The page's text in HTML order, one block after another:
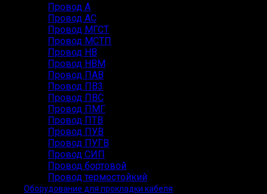
Провод А
Провод АС
Провод МГСТ
Провод МСТП
Провод НВ
Провод НВМ
Провод ПАВ
Провод ПВ3
Провод ПВС
Провод ПМГ
Провод ПТВ
Провод ПУВ
Провод ПУГВ
Провод СИП
Провод бортовой
Провод термостойкий
Оборудование для прокладки кабеля